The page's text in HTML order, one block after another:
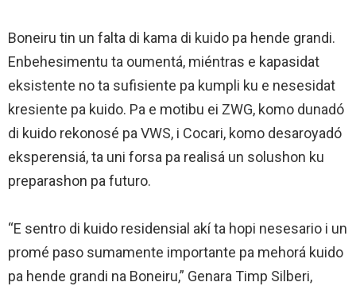
Boneiru tin un falta di kama di kuido pa hende grandi.
Enbehesimentu ta oumentá, miéntras e kapasidat
eksistente no ta sufisiente pa kumpli ku e nesesidat
kresiente pa kuido. Pa e motibu ei ZWG, komo dunadó
di kuido rekonosé pa VWS, i Cocari, komo desaroyadó
eksperensiá, ta uni forsa pa realisá un solushon ku
preparashon pa futuro.
“E sentro di kuido residensial akí ta hopi nesesario i un
promé paso sumamente importante pa mehorá kuido
pa hende grandi na Boneiru,” Genara Timp Silberi,